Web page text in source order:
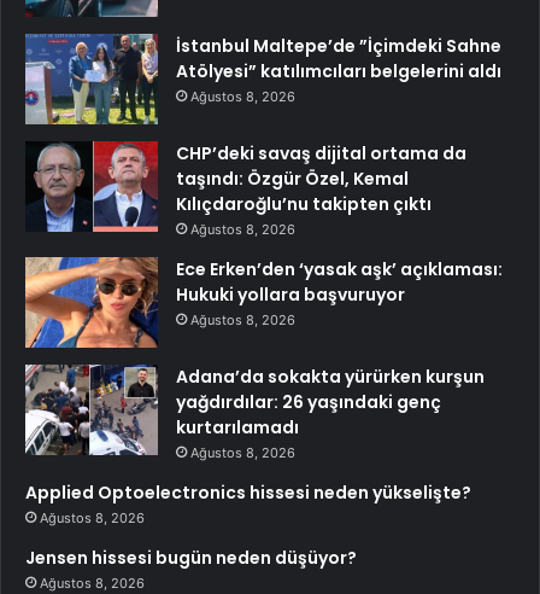
İstanbul Maltepe’de ”İçimdeki Sahne
Atölyesi” katılımcıları belgelerini aldı
Ağustos 8, 2026
CHP’deki savaş dijital ortama da
taşındı: Özgür Özel, Kemal
Kılıçdaroğlu’nu takipten çıktı
Ağustos 8, 2026
Ece Erken’den ‘yasak aşk’ açıklaması:
Hukuki yollara başvuruyor
Ağustos 8, 2026
Adana’da sokakta yürürken kurşun
yağdırdılar: 26 yaşındaki genç
kurtarılamadı
Ağustos 8, 2026
Applied Optoelectronics hissesi neden yükselişte?
Ağustos 8, 2026
Jensen hissesi bugün neden düşüyor?
Ağustos 8, 2026